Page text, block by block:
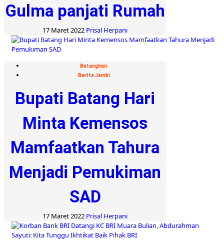
Gulma panjati Rumah
17 Maret 2022 Prisal Herpani
Batanghari
Berita Jambi
Bupati Batang Hari
Minta Kemensos
Mamfaatkan Tahura
Menjadi Pemukiman
SAD
17 Maret 2022 Prisal Herpani